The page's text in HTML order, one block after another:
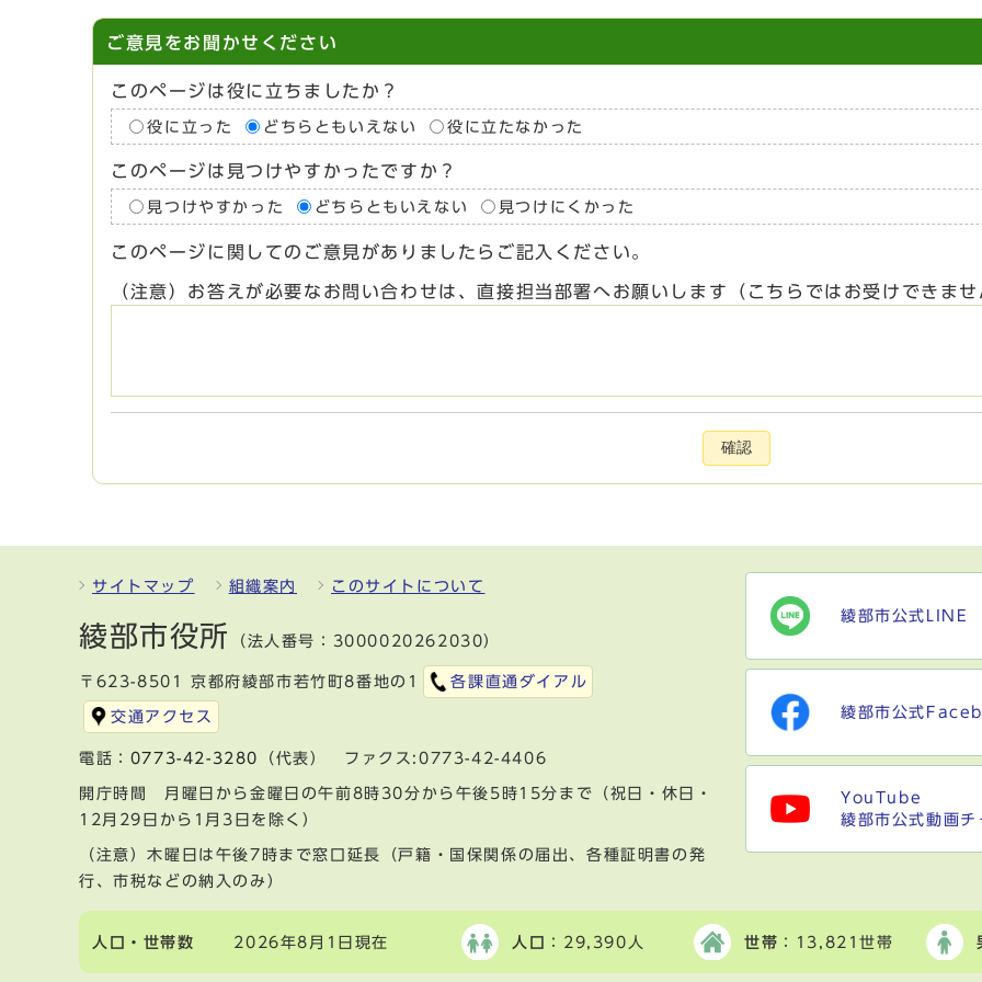
ご意見をお聞かせください
このページは役に立ちましたか？
役に立った どちらともいえない 役に立たなかった
このページは見つけやすかったですか？
見つけやすかった どちらともいえない 見つけにくかった
このページに関してのご意見がありましたらご記入ください。
（注意）お答えが必要なお問い合わせは、直接担当部署へお願いします（こちらではお受けできま
確認
サイトマップ 組織案内 このサイトについて
綾部市役所 （法人番号：3000020262030）
〒623-8501 京都府綾部市若竹町8番地の1 各課直通ダイアル
交通アクセス
電話： 0773-42-3280 （代表） ファクス:0773-42-4406
開庁時間 月曜日から金曜日の午前8時30分から午後5時15分まで（祝日・休日・
12月29日から1月3日を除く）
（注意）木曜日は午後7時まで窓口延長（戸籍・国保関係の届出、各種証明書の発
行、市税などの納入のみ）
綾部市公式LINE
綾部市公式
YouTube
綾部市公式動画チ
人口・世帯数 2026年8月1日現在 人口 ：29,390人 世帯 ：13,821世帯